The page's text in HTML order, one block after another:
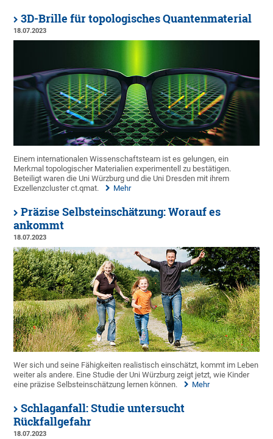
3D-Brille für topologisches Quantenmaterial
18.07.2023
Einem internationalen Wissenschaftsteam ist es gelungen, ein
Merkmal topologischer Materialien experimentell zu bestätigen.
Beteiligt waren die Uni Würzburg und die Uni Dresden mit ihrem
Exzellenzcluster ct.qmat.
Mehr
Präzise Selbsteinschätzung: Worauf es
ankommt
18.07.2023
Wer sich und seine Fähigkeiten realistisch einschätzt, kommt im Leben
weiter als andere. Eine Studie der Uni Würzburg zeigt jetzt, wie Kinder
eine präzise Selbsteinschätzung lernen können.
Mehr
Schlaganfall: Studie untersucht
Rückfallgefahr
18.07.2023